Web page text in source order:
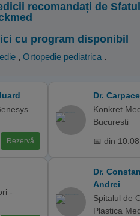
recomandați de
cu program disponibil
, Ortopedie pediatrica .
Rezervă
Dr.
Konkret
Bucuresti
📅 din 10.08
-
Dr.
Andrei
Spitalul de
Plastica